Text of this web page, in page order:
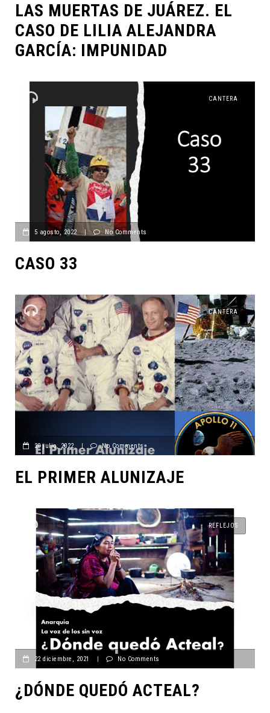
LAS MUERTAS DE JUÁREZ. EL
CASO DE LILIA ALEJANDRA
GARCÍA: IMPUNIDAD
CANTERA
5 agosto, 2022 No Comments
CASO 33
CANTERA
20 julio, 2022 | No Comments
EL PRIMER ALUNIZAJE
REFLEJOS
22 diciembre, 2021 No Comments
¿DÓNDE QUEDÓ ACTEAL?